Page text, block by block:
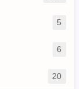
5
6
20